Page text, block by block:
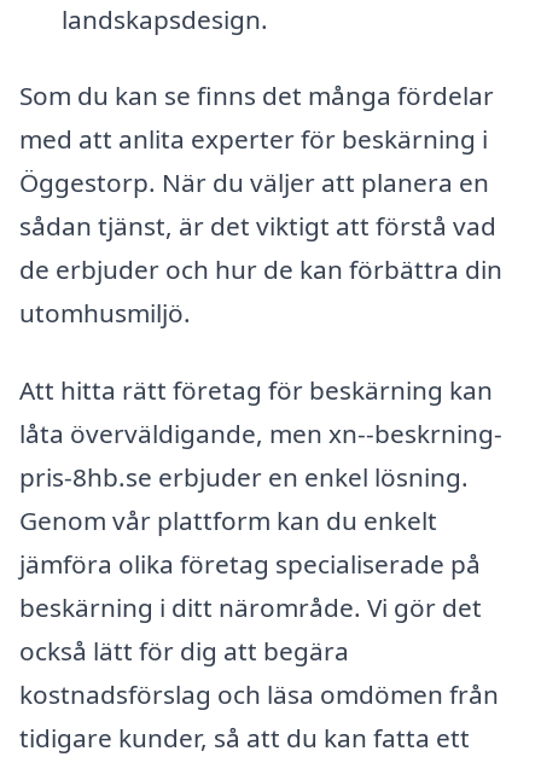
landskapsdesign.
Som du kan se finns det många fördelar
med att anlita experter för beskärning i
Öggestorp. När du väljer att planera en
sådan tjänst, är det viktigt att förstå vad
de erbjuder och hur de kan förbättra din
utomhusmiljö.
Att hitta rätt företag för beskärning kan
låta överväldigande, men xn--beskrning-
pris-8hb.se erbjuder en enkel lösning.
Genom vår plattform kan du enkelt
jämföra olika företag specialiserade på
beskärning i ditt närområde. Vi gör det
också lätt för dig att begära
kostnadsförslag och läsa omdömen från
tidigare kunder, så att du kan fatta ett